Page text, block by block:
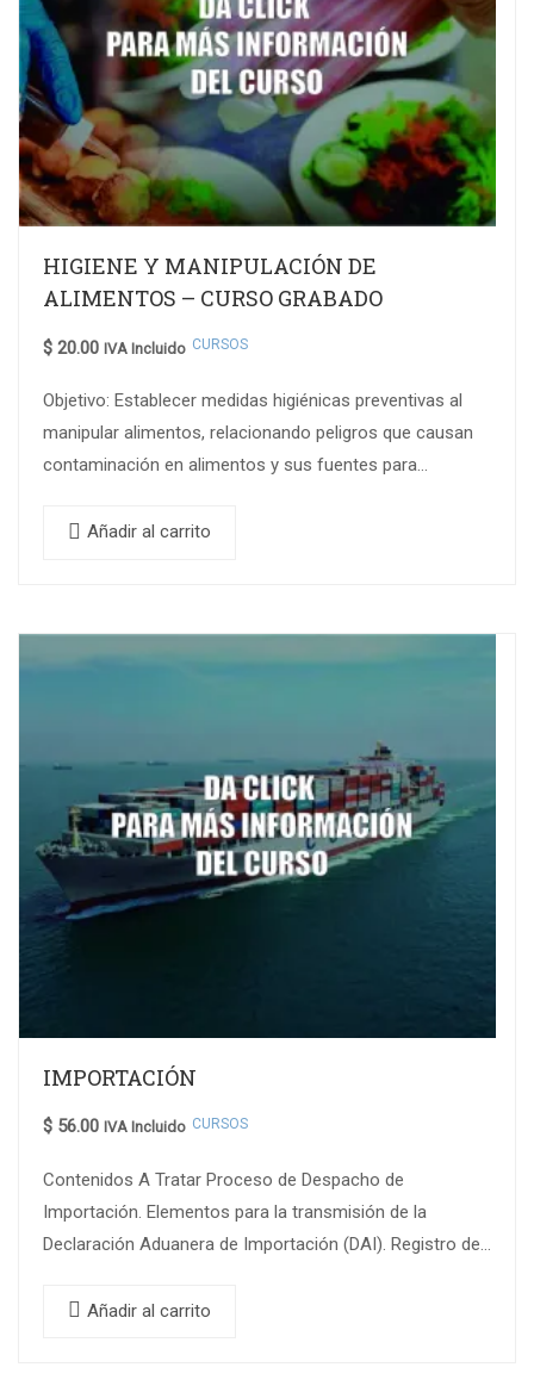
HIGIENE Y MANIPULACIÓN DE
ALIMENTOS – CURSO GRABADO
$ 20.00 IVA Incluido CURSOS
Objetivo: Establecer medidas higiénicas preventivas al
manipular alimentos, relacionando peligros que causan
contaminación en alimentos y sus fuentes para
elaboración. Contenidos A Tratar …
Añadir al carrito
IMPORTACIÓN
$ 56.00 IVA Incluido CURSOS
Contenidos A Tratar Proceso de Despacho de
Importación. Elementos para la transmisión de la
Declaración Aduanera de Importación (DAI). Registro de
agente…Añadir al carrito